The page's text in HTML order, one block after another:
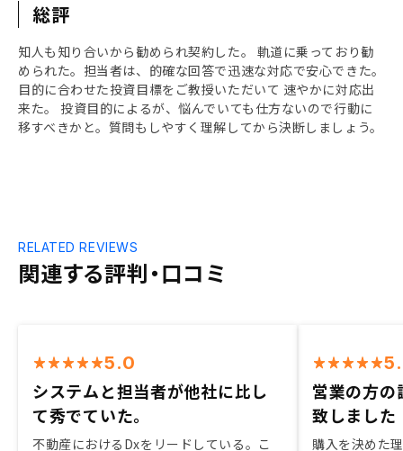
総評
知人も知り合いから勧められ契約した。 軌道に乗っており勧
められた。担当者は、的確な回答で迅速な対応で安心できた。
目的に合わせた投資目標をご教授いただいて 速やかに対応出
来た。 投資目的によるが、悩んでいても仕方ないので行動に
移すべきかと。質問もしやすく理解してから決断しましょう。
関連する評判・口コミ
RELATED REVIEWS
5.0
システムと担当者が他社に比し
て秀でていた。
不動産におけるDxをリードしている。こ
営業の方の
致しました
購入を決めた